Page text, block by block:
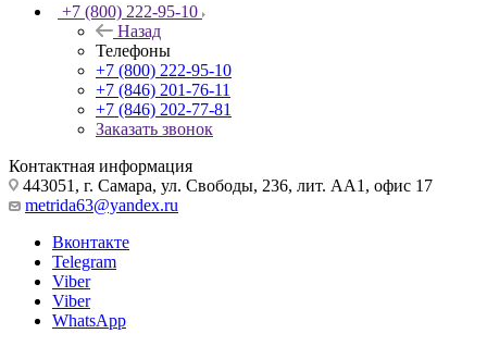
+7 (800) 222-95-10
Назад
Телефоны
+7 (800) 222-95-10
+7 (846) 201-76-11
+7 (846) 202-77-81
Заказать звонок
Контактная информация
443051, г. Самара, ул. Свободы, 236, лит. АА1, офис 17
metrida63@yandex.ru
Вконтакте
Telegram
Viber
Viber
WhatsApp